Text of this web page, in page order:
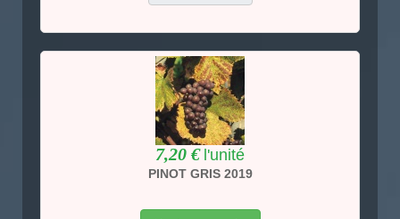
7,20 € l'unité
PINOT GRIS 2019